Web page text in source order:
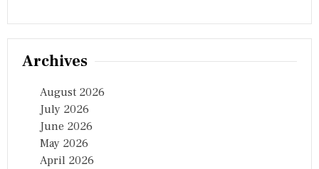
Archives
August 2026
July 2026
June 2026
May 2026
April 2026